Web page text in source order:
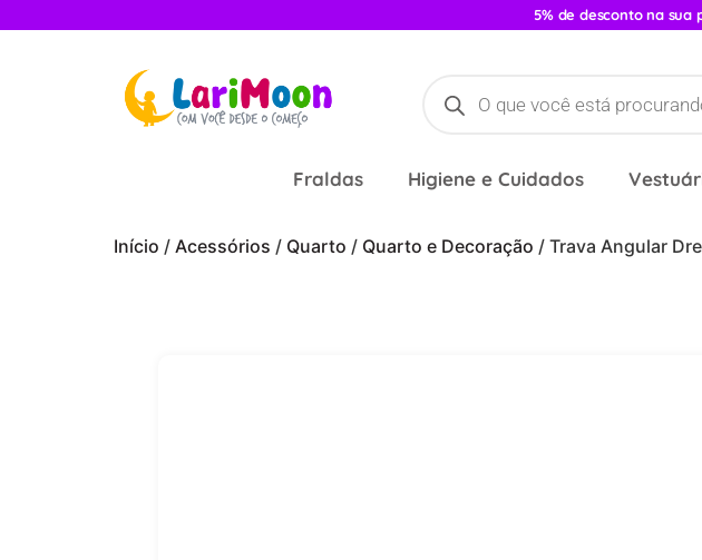
5% de desconto na sua
Fraldas Higiene e Cuidados
Início / Acessórios / Quarto / Quarto e Decoração / Trava Angular